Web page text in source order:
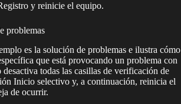
y reinicie el equipo.
problemas
es la solución de problemas e ilustra cómo
que está provocando un problema con
todas las casillas de verificación de
Inicio selectivo y, a continuación, reinicia el
de ocurrir.